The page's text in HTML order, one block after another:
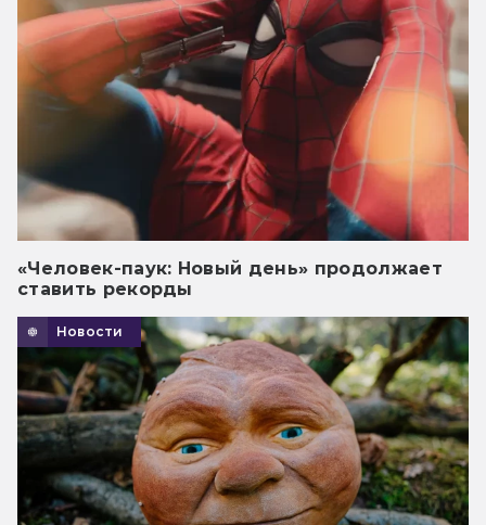
«Человек-паук: Новый день» продолжает
ставить рекорды
Новости